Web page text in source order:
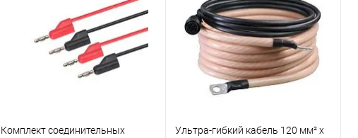
Купить в 1 клик Сравнение
В избранное Под заказ
Купить в 1 клик Сравнение
В избранное Под заказ
Комплект соединительных
Ультра-гибкий кабель 120 мм² х